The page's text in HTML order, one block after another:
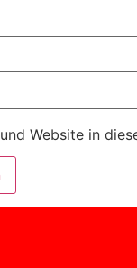
Website in